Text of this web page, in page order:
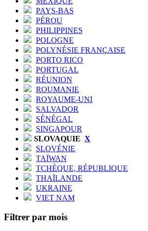
PAYS-BAS
PÉROU
PHILIPPINES
POLOGNE
POLYNÉSIE FRANÇAISE
PORTO RICO
PORTUGAL
RÉUNION
ROUMANIE
ROYAUME-UNI
SALVADOR
SÉNÉGAL
SINGAPOUR
SLOVAQUIE X
SLOVÉNIE
TAÏWAN
TCHÈQUE, RÉPUBLIQUE
THAÏLANDE
UKRAINE
VIET NAM
Filtrer par mois